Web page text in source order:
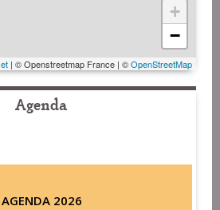
+
−
| © Openstreetmap France | ©OpenStreetMap
Agenda
AGENDA 2026